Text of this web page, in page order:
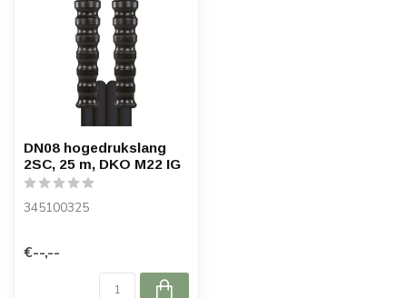
DN08 hogedrukslang
2SC, 25 m, DKO M22 IG
345100325
€--,--